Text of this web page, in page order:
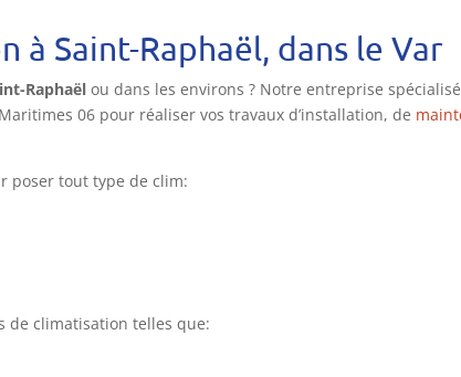
Saint-Raphaël, dans le Var
Raphaël ou dans les environs ? Notre entreprise
06 pour réaliser vos travaux d’installation, de
poser tout type de clim:
de climatisation telles que: